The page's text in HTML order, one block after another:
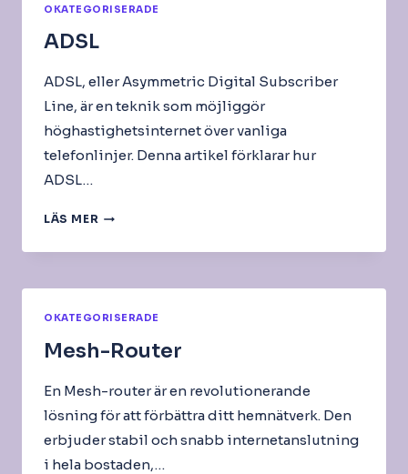
OKATEGORISERADE
ADSL
ADSL, eller Asymmetric Digital Subscriber
Line, är en teknik som möjliggör
höghastighetsinternet över vanliga
telefonlinjer. Denna artikel förklarar hur
ADSL…
LÄS MER ADSL
OKATEGORISERADE
Mesh-Router
En Mesh-router är en revolutionerande
lösning för att förbättra ditt hemnätverk. Den
erbjuder stabil och snabb internetanslutning
i hela bostaden,…